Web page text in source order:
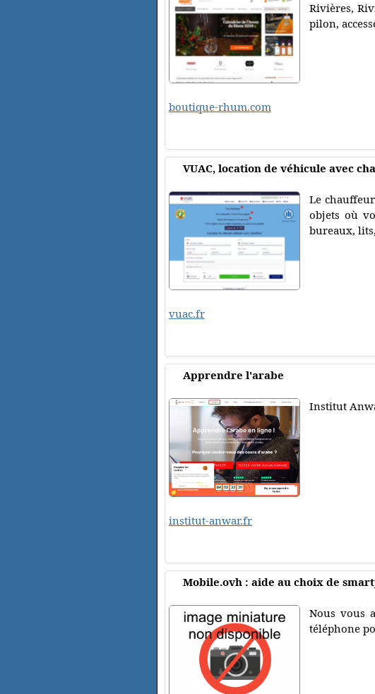
Rivières,
pilon,
boutique-rhum.com
VUAC, location de véhicule avec
Le
objets où
bureaux,
vuac.fr
Apprendre l'arabe
Institut
institut-anwar.fr
Mobile.ovh : aide au choix de
Nous vous
téléphone